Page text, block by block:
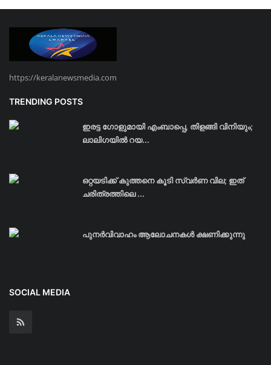
https://keralanewsmedia.com
TRENDING POSTS
ഇരട്ട ഗോളുമായി എംബാപ്പെ, തിളങ്ങി വിനിയും;
ലാലിഗയില്‍ റയ...
ഒറ്റയടിക്ക് കുത്തനെ കൂടി സ്വര്‍ണ വില; ഇത്
ചരിത്രത്തിലെ ...
പുനർവിവാഹം ആലോചനകൾ ക്ഷണിക്കുന്നു
SOCIAL MEDIA